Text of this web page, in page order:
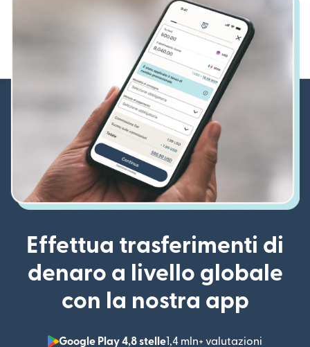
Effettua trasferimenti di
denaro a livello globale
con la nostra app
Google Play 4,8 stelle1,4 mln+ valutazioni